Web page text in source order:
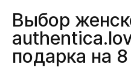
Выбор
подарка на